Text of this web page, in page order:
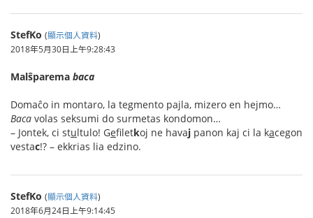
StefKo (顯示個人資料)
2018年5月30日上午9:28:43
Malŝparema baca
Domaĉo in montaro, la tegmento pajla, mizero en hejmo…
Baca volas seksumi do surmetas kondomon…
– Jontek, ci stultulo! Gefiletkoj ne havaj panon kaj ci la kacegon
vestac!? – ekkrias lia edzino.
StefKo (顯示個人資料)
2018年6月24日上午9:14:45